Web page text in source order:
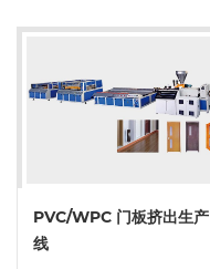
PVC/WPC 门板挤出生产
线